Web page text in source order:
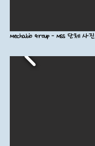
Mechabio Group - MSS 단체 사진